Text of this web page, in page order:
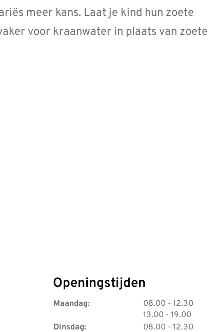
meer kans. Laat je kind hun zoete
voor kraanwater in plaats van zoete
Openingstijden
Maandag: 08.00 t
o
t
- 12.30
13.00 t
o
- 19.00
Dinsdag:
08.00 t- 12.30